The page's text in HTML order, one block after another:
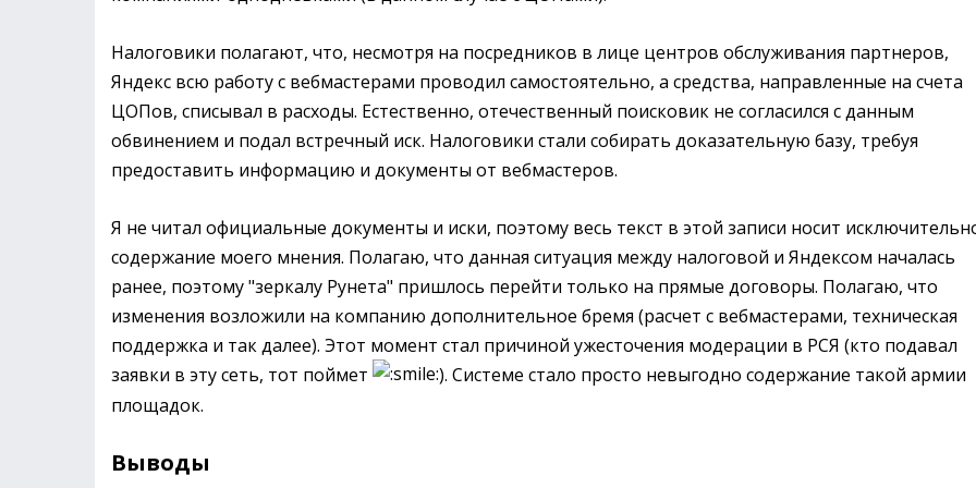
Налоговики полагают, что, несмотря на посредников в лице центров обслуживания партнеров,
Яндекс всю работу с вебмастерами проводил самостоятельно, а средства, направленные на счета
ЦОПов, списывал в расходы. Естественно, отечественный поисковик не согласился с данным
обвинением и подал встречный иск. Налоговики стали собирать доказательную базу, требуя
предоставить информацию и документы от вебмастеров.
Я не читал официальные документы и иски, поэтому весь текст в этой записи носит
содержание моего мнения. Полагаю, что данная ситуация между налоговой и Яндексом началась
ранее, поэтому "зеркалу Рунета" пришлось перейти только на прямые договоры. Полагаю, что
изменения возложили на компанию дополнительное бремя (расчет с вебмастерами, техническая
поддержка и так далее). Этот момент стал причиной ужесточения модерации в РСЯ (кто подавал
заявки в эту сеть, тот поймет
). Системе стало просто невыгодно содержание такой армии
площадок.
Выводы